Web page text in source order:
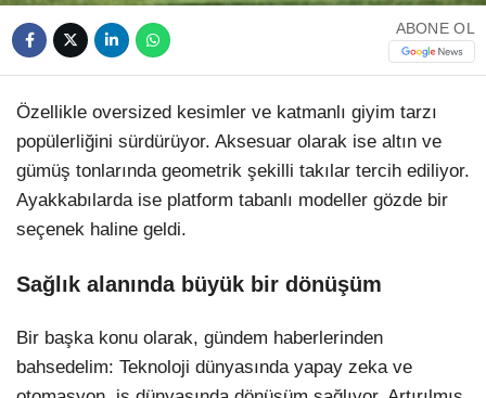
TikTok
ABONE OL
Özellikle oversized kesimler ve katmanlı giyim tarzı
popülerliğini sürdürüyor. Aksesuar olarak ise altın ve
gümüş tonlarında geometrik şekilli takılar tercih ediliyor.
Ayakkabılarda ise platform tabanlı modeller gözde bir
seçenek haline geldi.
Sağlık alanında büyük bir dönüşüm
Bir başka konu olarak, gündem haberlerinden
bahsedelim: Teknoloji dünyasında yapay zeka ve